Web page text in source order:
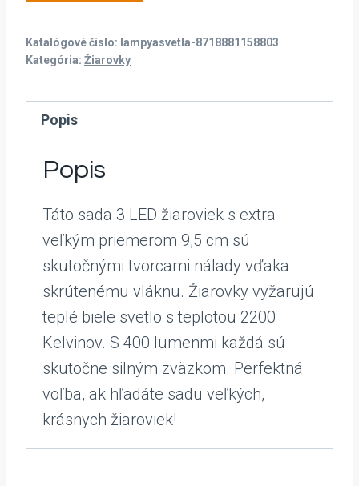
Katalógové číslo: lampyasvetla-8718881158803
Kategória: Žiarovky
Popis
Popis
Táto sada 3 LED žiaroviek s extra
veľkým priemerom 9,5 cm sú
skutočnými tvorcami nálady vďaka
skrútenému vláknu. Žiarovky vyžarujú
teplé biele svetlo s teplotou 2200
Kelvinov. S 400 lumenmi každá sú
skutočne silným zväzkom. Perfektná
voľba, ak hľadáte sadu veľkých,
krásnych žiaroviek!